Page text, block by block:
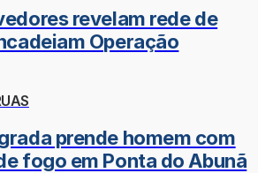
revelam rede de
Operação
prende homem com
fogo em Ponta do Abunã